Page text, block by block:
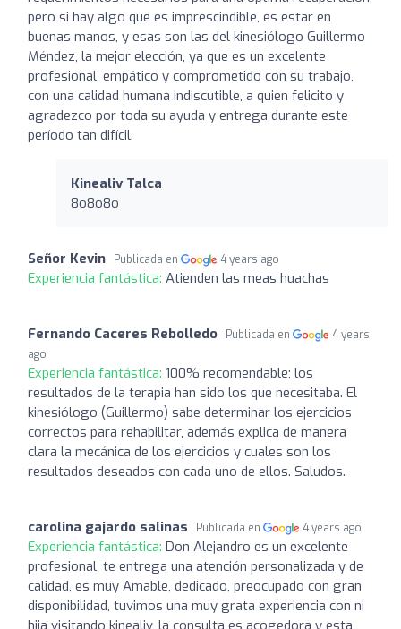
pero si hay algo que es imprescindible, es estar en
buenas manos, y esas son las del kinesiólogo Guillermo
Méndez, la mejor elección, ya que es un excelente
profesional, empático y comprometido con su trabajo,
con una calidad humana indiscutible, a quien felicito y
agradezco por toda su ayuda y entrega durante este
período tan difícil.
Kinealiv Talca
8o8o8o
Señor Kevin Publicada en 4 years ago
Experiencia fantástica: Atienden las meas huachas
Fernando Caceres Rebolledo Publicada en
4 years
ago
Experiencia fantástica: 100% recomendable; los
resultados de la terapia han sido los que necesitaba. El
kinesiólogo (Guillermo) sabe determinar los ejercicios
correctos para rehabilitar, además explica de manera
clara la mecánica de los ejercicios y cuales son los
resultados deseados con cada uno de ellos. Saludos.
carolina gajardo salinas Publicada en 4 years ago
Experiencia fantástica: Don Alejandro es un excelente
profesional, te entrega una atención personalizada y de
calidad, es muy Amable, dedicado, preocupado con gran
disponibilidad, tuvimos una muy grata experiencia con ni
hija visitando kinealiv, la consulta es acogedora y esta